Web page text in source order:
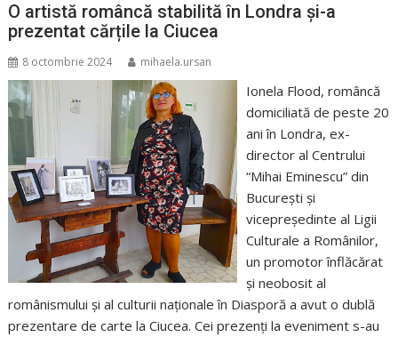
O artistă româncă stabilită în Londra și-a
prezentat cărțile la Ciucea
8 octombrie 2024 mihaela.ursan
Ionela Flood, româncă
domiciliată de peste 20
ani în Londra, ex-
director al Centrului
“Mihai Eminescu” din
București și
vicepreședinte al Ligii
Culturale a Românilor,
un promotor înflăcărat
și neobosit al
românismului și al culturii naționale în Diasporă a avut o dublă
prezentare de carte la Ciucea. Cei prezenți la eveniment s-au